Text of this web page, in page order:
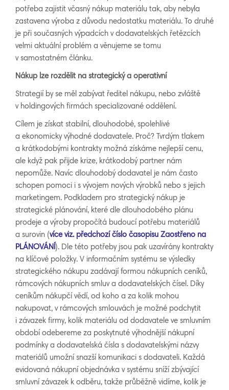
potřeba zajistit včasný nákup materiálu tak, aby nebyla
zastavena výroba z důvodu nedostatku materiálu. To druhé
je při současných výpadcích v dodavatelských řetězcích
velmi aktuální problém a věnujeme se tomu
v samostatném článku.
Nákup lze rozdělit na strategický a operativní
Strategií by se měl zabývat ředitel nákupu, nebo zvláště
v holdingových firmách specializované oddělení.
Cílem je získat stabilní, dlouhodobé, spolehlivé
a ekonomicky výhodné dodavatele. Proč? Tvrdým tlakem
a krátkodobými kontrakty možná získáme nejlepší cenu,
ale když pak přijde krize, krátkodobý partner nám
nepomůže. Navíc dlouhodobý dodavatel je nám často
schopen pomoci i s vývojem nových výrobků nebo s jejich
marketingem. Podkladem pro strategický nákup je
strategické plánování, které dle dlouhodobého plánu
prodeje a výroby propočítá budoucí potřebu materiálů
a surovin (více viz. předchozí číslo časopisu Zaostřeno na
PLÁNOVÁNÍ ). Dle této potřeby jsou pak uzavírány kontrakty
na klíčové položky. V informačním systému se výsledky
strategického nákupu zadávají formou nákupních ceníků,
rámcových nákupních smluv a dodavatelských čísel. Díky
ceníkům nákupčí vědí, od koho a za kolik mohou
nakupovat, v rámcových smlouvách je možné podchytit
i závazek firmy, kolik materiálu od dodavatele ve smluvním
období odebereme za poskytnuté výhodnější nákupní
podmínky a dodavatelská čísla s dodavatelskými názvy
materiálů umožní snazší komunikaci s dodavateli. Každá
evidovaná nákupní objednávka v systému sníží zbývající
smluvní závazek k odběru, takže průběžně vidíme, kolik je